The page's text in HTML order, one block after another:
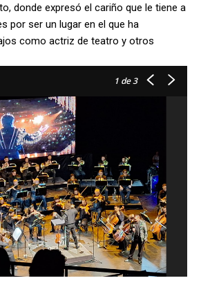
donde expresó el cariño que le tiene a
por ser un lugar en el que ha
como actriz de teatro y otros
1 de 3